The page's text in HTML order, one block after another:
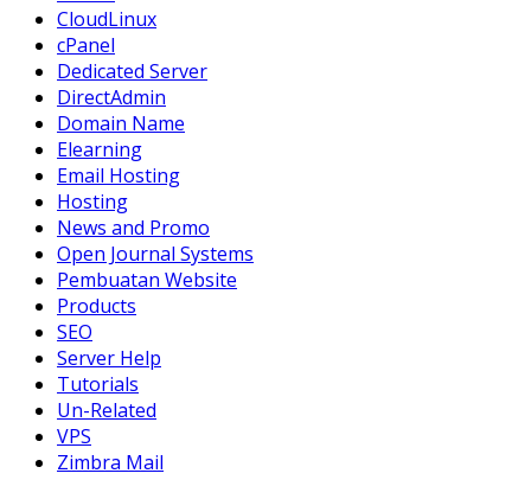
CloudLinux
cPanel
Dedicated Server
DirectAdmin
Domain Name
Elearning
Email Hosting
Hosting
News and Promo
Open Journal Systems
Pembuatan Website
Products
SEO
Server Help
Tutorials
Un-Related
VPS
Zimbra Mail